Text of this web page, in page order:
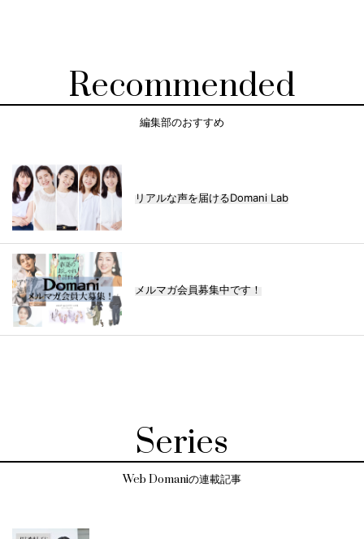
Recommended
編集部のおすすめ
リアルな声を届けるDomani Lab
メルマガ会員募集中です！
Series
Web Domaniの連載記事